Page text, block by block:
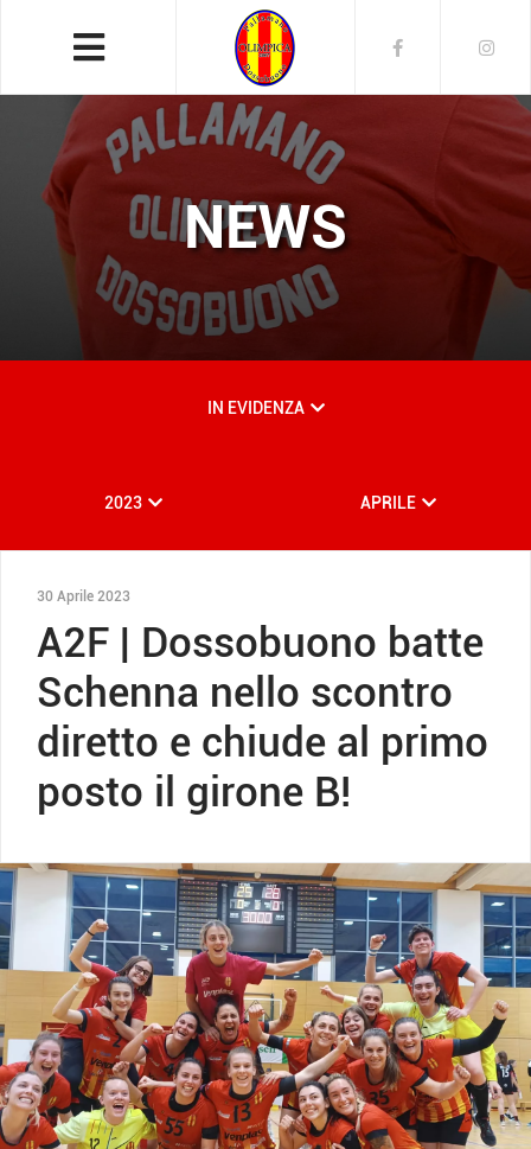
NEWS
IN EVIDENZA
2023 APRILE
30 Aprile 2023
A2F | Dossobuono batte
Schenna nello scontro
diretto e chiude al primo
posto il girone B!